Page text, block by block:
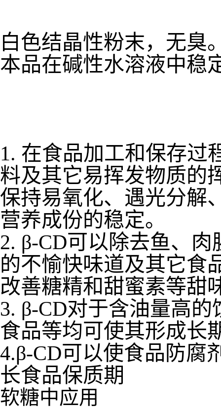
白色结晶性粉末，无臭
本品在碱性水溶液中稳
1. 在食品加工和保存过
料及其它易挥发物质的
保持易氧化、遇光分解
营养成份的稳定。
2. β-CD可以除去鱼、
的不愉快味道及其它食
改善糖精和甜蜜素等甜
3. β-CD对于含油量高
食品等均可使其形成长
4.β-CD可以使食品防腐
长食品保质期
软糖中应用